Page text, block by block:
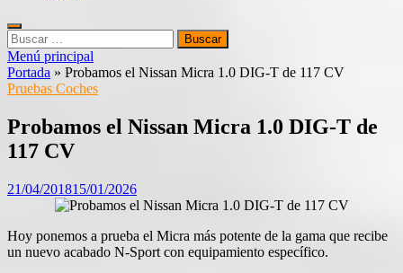
Buscar:
Menú principal
Portada » Probamos el Nissan Micra 1.0 DIG-T de 117 CV
Pruebas Coches
Probamos el Nissan Micra 1.0 DIG-T de
117 CV
21/04/201815/01/2026
Hoy ponemos a prueba el Micra más potente de la gama que recibe
un nuevo acabado N-Sport con equipamiento específico.